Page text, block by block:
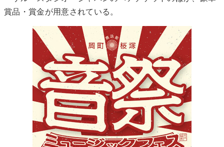
賞品・賞金が用意されている。